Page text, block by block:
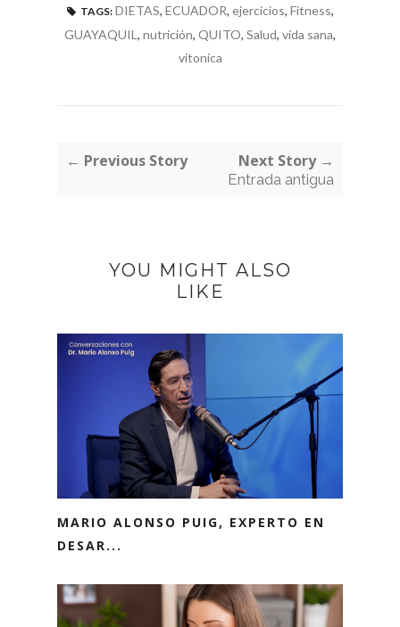
TAGS: DIETAS, ECUADOR, ejercicios, Fitness,
GUAYAQUIL , nutrición, QUITO, Salud, vida sana,
vitonica
← Previous Story Next Story →
Entrada antigua
YOU MIGHT ALSO
LIKE
MARIO ALONSO PUIG, EXPERTO EN
DESAR...